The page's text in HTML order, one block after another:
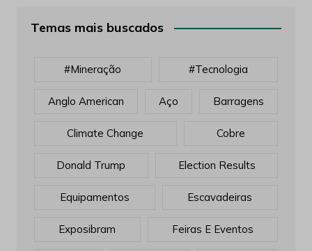
Temas mais buscados
#mineração #tecnologia
Anglo American Aço Barragens
Climate Change Cobre
Donald Trump Election Results
Equipamentos Escavadeiras
Exposibram Feiras E Eventos